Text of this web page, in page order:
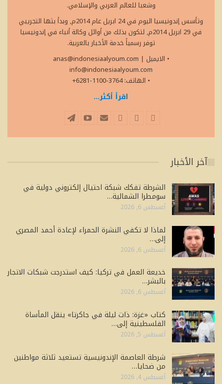
وشعبا للعالم العربي والإسلامي.
وتأسس إندونيسيا اليوم في 24 ابريل عام 2014م, وبدأ بثها التجريبي
في 29 ابريل 2014م, لتكون بذلك من أوائل وكالة أنباء في إندونيسيا
توفر رسمياً خدمة الأخبار بالعربية.
• الايميل
anas@indonesiaalyoum.com |
info@indonesiaalyoum.com
• الهاتف: 3764-1100-6281+
اقرأ أكثر...
آخر الأخبار
الشرطة تفكك شبكة احتيال إلكتروني دولية في
سومطرا الشمالية…
أغسطس 6, 2026
لماذا لا تكفي النشرة الحمراء لإعادة أحمد المصري
إلى…
أغسطس 6, 2026
خديعة العمل في تركيا: كيف استدرجت شبكات الاتجار
بالبشر…
أغسطس 6, 2026
كتاب «غزة: ذات ليلة في جاكرتا» ينقل المأساة
الفلسطينية إلى…
أغسطس 5, 2026
شرطة العاصمة الإندونيسية تستعيد ثلاثة مواطنين
من ضحايا…
أغسطس 4, 2026